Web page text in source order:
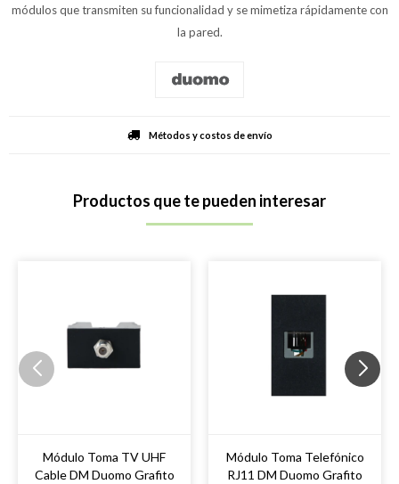
módulos que transmiten su funcionalidad y se mimetiza rápidamente con
la pared.
Métodos y costos de envío
Productos que te pueden interesar
Módulo Toma TV UHF
Cable DM Duomo Grafito
Módulo Toma Telefónico
RJ11 DM Duomo Grafito